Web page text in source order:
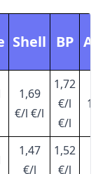
Shell BP
1,69
€/l €/l
1,72
€/l
€/l
1,47
€/l
1,52
€/l